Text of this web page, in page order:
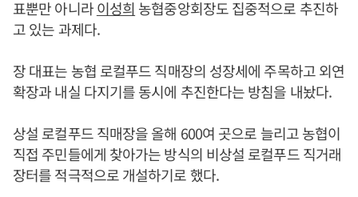
표뿐만 아니라이성희 농협중앙회장도 집중적으로 추진하
고 있는 과제다.
장 대표는 농협 로컬푸드 직매장의 성장세에 주목하고 외연
확장과 내실 다지기를 동시에 추진한다는 방침을 내놨다.
상설 로컬푸드 직매장을 올해 600여 곳으로 늘리고 농협이
직접 주민들에게 찾아가는 방식의 비상설 로컬푸드 직거래
장터를 적극적으로 개설하기로 했다.